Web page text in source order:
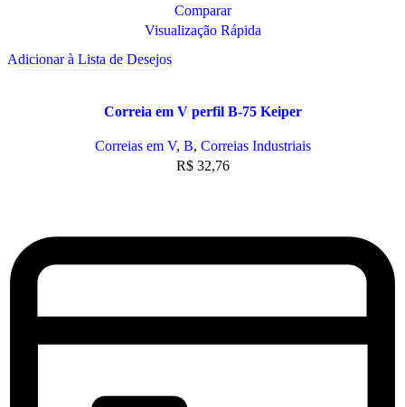
Comparar
Visualização Rápida
Adicionar à Lista de Desejos
Correia em V perfil B-75 Keiper
Correias em V, B, Correias Industriais
R$32,76